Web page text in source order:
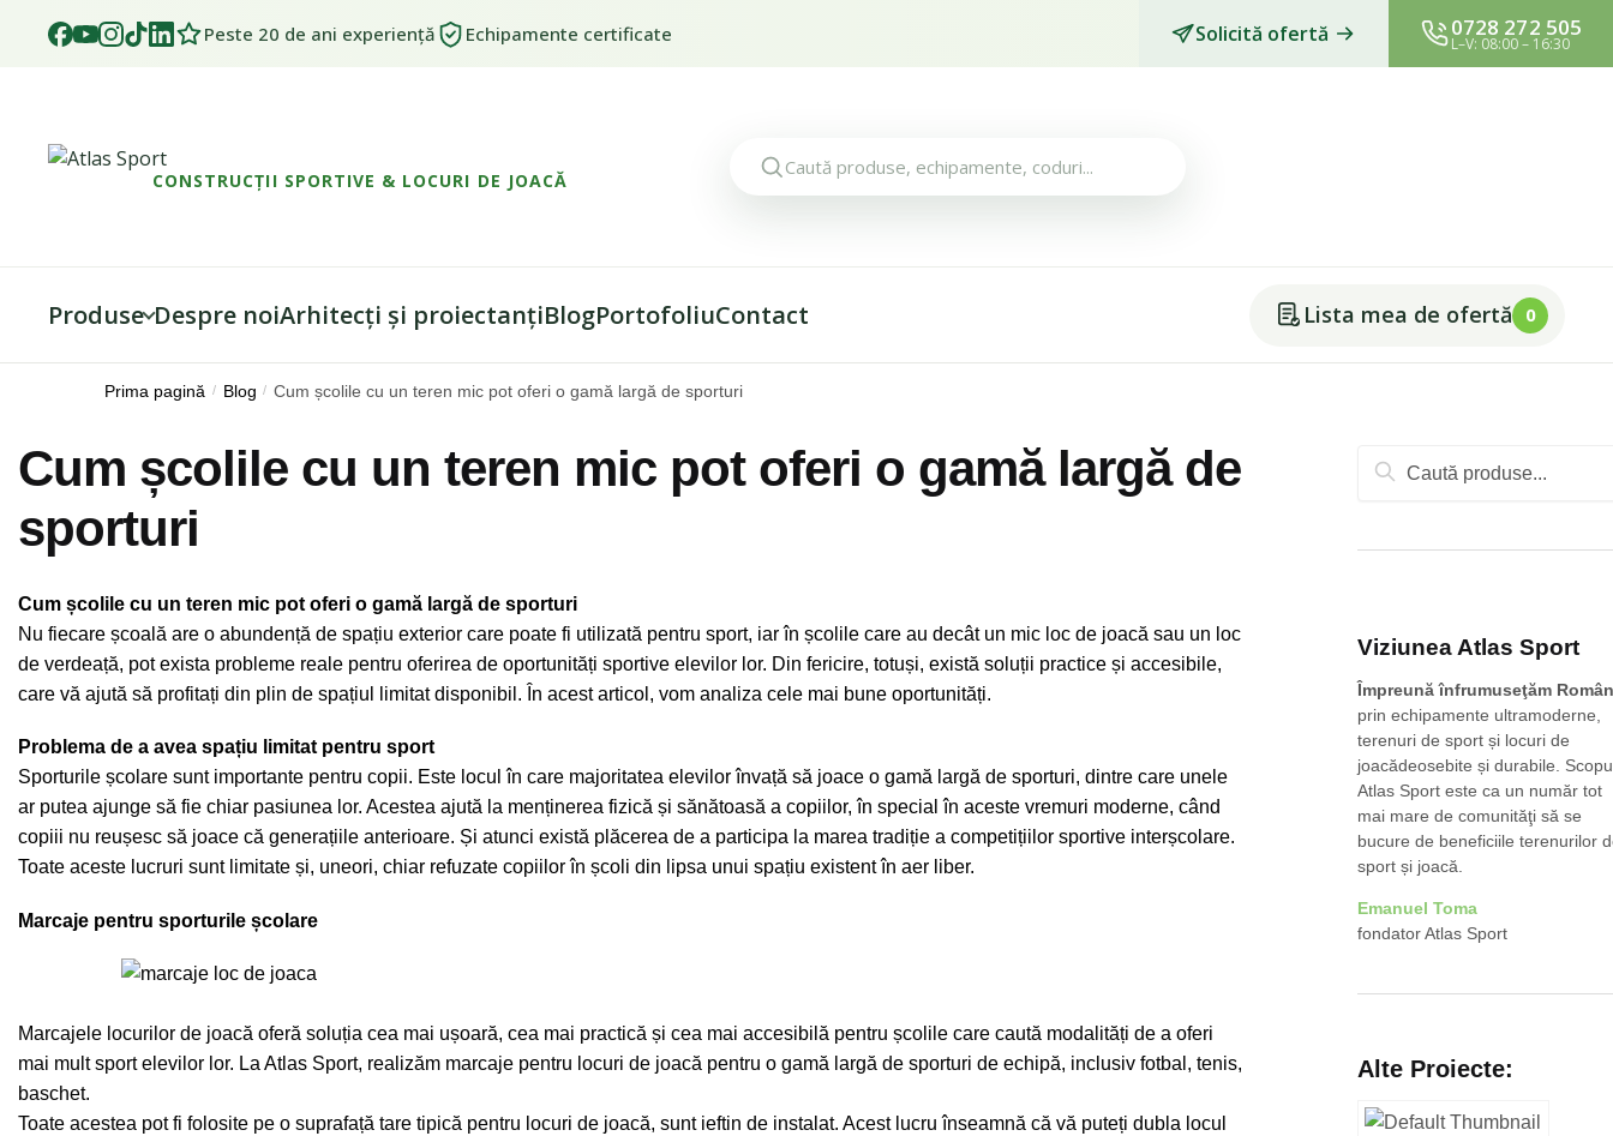
Peste 20 de ani experiență Echipamente certificate Solicită ofertă 0728 272 505
L–V: 08:00 – 16:30
CONSTRUCȚII SPORTIVE & LOCURI DE JOACĂ
Produse Despre noiArhitecți și proiectanțiBlogPortofoliuContact Lista mea de ofertă 0
Prima pagină / Blog / Cum școlile cu un teren mic pot oferi o gamă largă de sporturi
Cum școlile cu un teren mic pot oferi o gamă largă de
sporturi
Cum școlile cu un teren mic pot oferi o gamă largă de sporturi
Nu fiecare școală are o abundență de spațiu exterior care poate fi utilizată pentru sport, iar în școlile care au decât un mic loc de joacă sau un loc
de verdeață, pot exista probleme reale pentru oferirea de oportunități sportive elevilor lor. Din fericire, totuși, există soluții practice și accesibile,
care vă ajută să profitați din plin de spațiul limitat disponibil. În acest articol, vom analiza cele mai bune oportunități.
Problema de a avea spațiu limitat pentru sport
Sporturile școlare sunt importante pentru copii. Este locul în care majoritatea elevilor învață să joace o gamă largă de sporturi, dintre care unele
ar putea ajunge să fie chiar pasiunea lor. Acestea ajută la menținerea fizică și sănătoasă a copiilor, în special în aceste vremuri moderne, când
copiii nu reușesc să joace că generațiile anterioare. Și atunci există plăcerea de a participa la marea tradiție a competițiilor sportive interșcolare.
Toate aceste lucruri sunt limitate și, uneori, chiar refuzate copiilor în școli din lipsa unui spațiu existent în aer liber.
Marcaje pentru sporturile școlare
Marcajele locurilor de joacă oferă soluția cea mai ușoară, cea mai practică și cea mai accesibilă pentru școlile care caută modalități de a oferi
mai mult sport elevilor lor. La Atlas Sport, realizăm marcaje pentru locuri de joacă pentru o gamă largă de sporturi de echipă, inclusiv fotbal, tenis,
baschet.
Toate acestea pot fi folosite pe o suprafață tare tipică pentru locuri de joacă, sunt ieftin de instalat. Acest lucru înseamnă că vă puteți dubla locul
Caută
Viziunea Atlas Sport
Împreună înfrumuseţăm
prin echipamente ultramoderne,
terenuri de sport și locuri de
joacădeosebite și durabile.
Atlas Sport este ca un număr tot
mai mare de comunităţi să se
bucure de beneficiile terenurilor
sport și joacă.
Emanuel Toma
fondator Atlas Sport
Alte Proiecte: